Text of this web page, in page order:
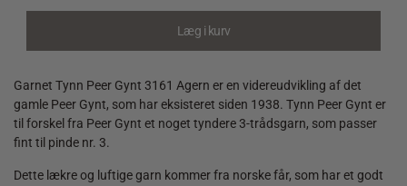
Læg i kurv
Garnet Tynn Peer Gynt 3161 Agern er en videreudvikling af det
gamle Peer Gynt, som har eksisteret siden 1938. Tynn Peer Gynt er
til forskel fra Peer Gynt et noget tyndere 3-trådsgarn, som passer
fint til pinde nr. 3.
Dette lækre og luftige garn kommer fra norske får, som har et godt